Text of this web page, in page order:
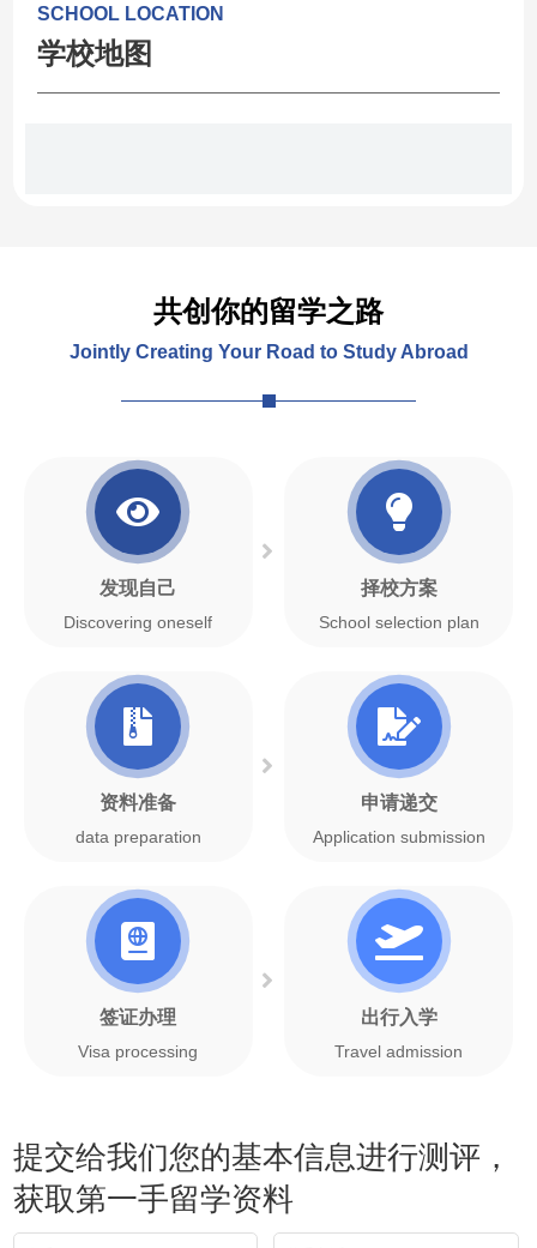
SCHOOL LOCATION
学校地图
共创你的留学之路
Jointly Creating Your Road to Study Abroad
发现自己
Discovering oneself
择校方案
School selection plan
资料准备
data preparation
申请递交
Application submission
签证办理
Visa processing
出行入学
Travel admission
提交给我们您的基本信息进行测评，
获取第一手留学资料